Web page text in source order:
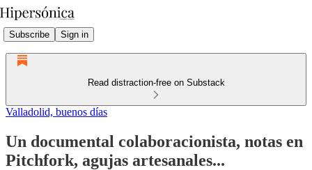
Subscribe Sign in
Read distraction-free on Substack
Valladolid, buenos días
Un documental colaboracionista, notas en
Pitchfork, agujas artesanales...